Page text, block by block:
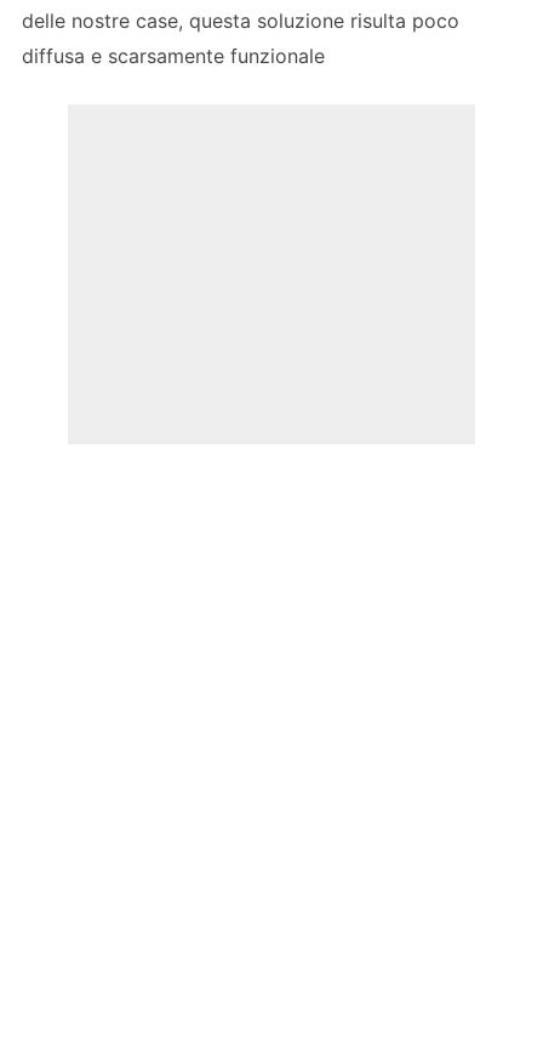
delle nostre case, questa soluzione risulta poco
diffusa e scarsamente funzionale